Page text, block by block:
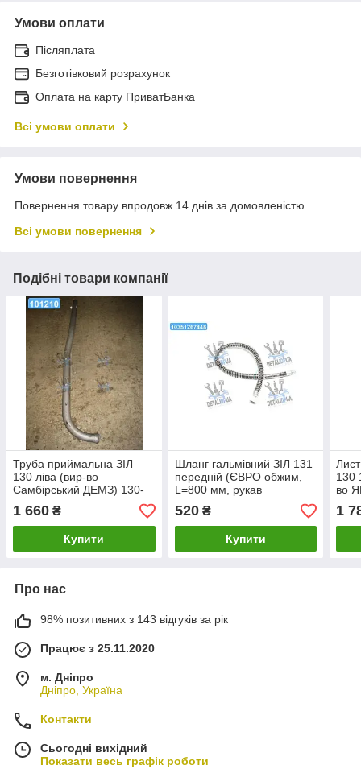
Умови оплати
Післяплата
Безготівковий розрахунок
Оплата на карту ПриватБанка
Всі умови оплати
Умови повернення
Повернення товару впродовж 14 днів за домовленістю
Всі умови повернення
Подібні товари компанії
Труба приймальна ЗІЛ
130 ліва (вир-во
Самбірський ДЕМЗ) 130-
1203011 UA1
1 660 ₴
Купити
Шланг гальмівний ЗІЛ 131
передній (ЄВРО обжим,
L=800 мм, рукав
SIMPLEX(Чехія), гайка
М20х1,5-штуцер) 131-
3506060 UA1
520₴
Купити
130
во
UA1
1
Про нас
98% позитивних з 143 відгуків за рік
Працює з 25.11.2020
м. Дніпро
Дніпро, Україна
Контакти
Сьогодні вихідний
Показати весь графік роботи